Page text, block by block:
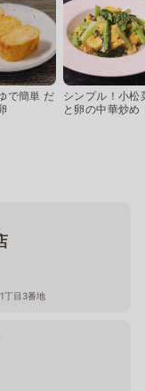
で簡単 だ
シンプル！小松
と卵の中華炒め
丁目3番地